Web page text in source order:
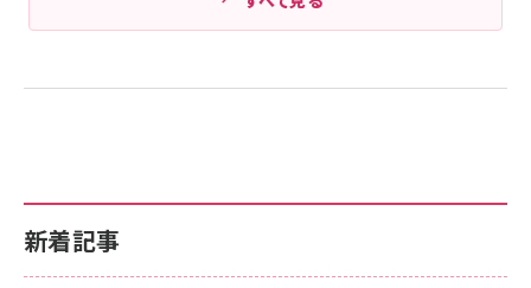
新着記事